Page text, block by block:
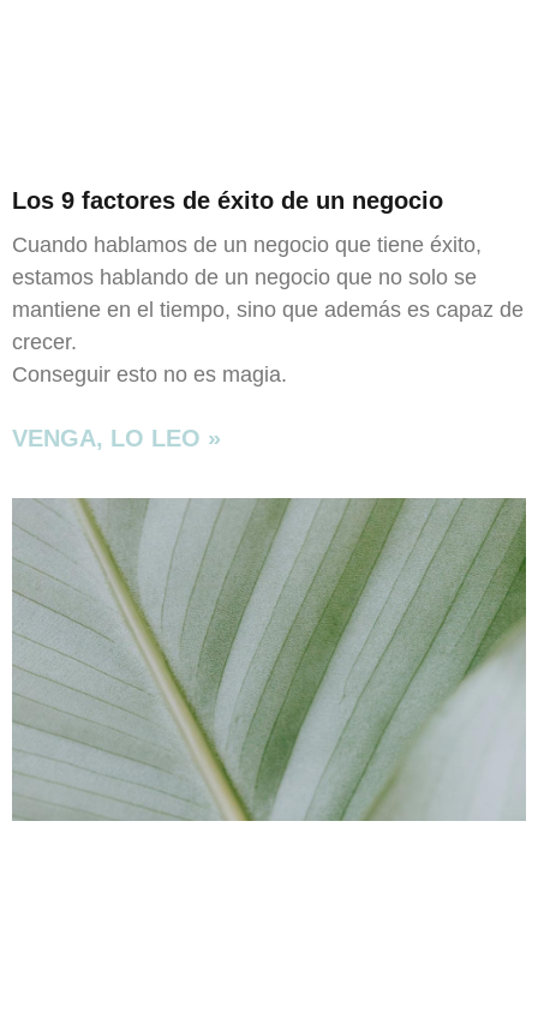
Los 9 factores de éxito de un negocio
Cuando hablamos de un negocio que tiene éxito,
estamos hablando de un negocio que no solo se
mantiene en el tiempo, sino que además es capaz de
crecer.
Conseguir esto no es magia.
VENGA, LO LEO »